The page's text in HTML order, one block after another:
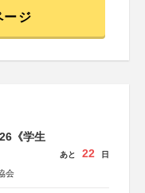
ージ
《学生
会
あと 22 日